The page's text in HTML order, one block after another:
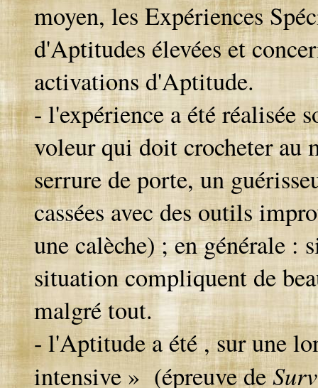
moyen, les Expériences
d'Aptitudes élevées et
activations d'Aptitude.
- l'expérience a été réalisée
voleur qui doit crocheter au
serrure de porte, un
cassées avec des outils
une calèche) ; en générale :
situation compliquent de
malgré tout.
- l'Aptitude a été , sur une
intensive » (épreuve de